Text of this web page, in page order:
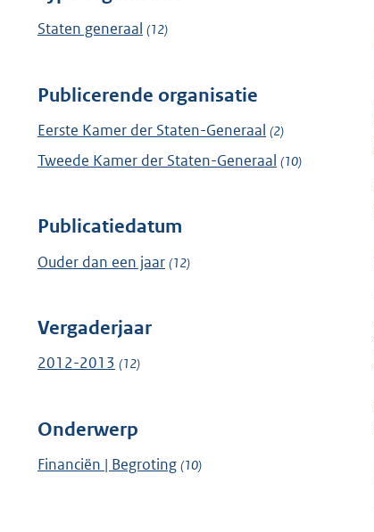
Staten generaal (12)
Publicerende organisatie
Eerste Kamer der Staten-Generaal (2)
Tweede Kamer der Staten-Generaal (10)
Publicatiedatum
Ouder dan een jaar (12)
Vergaderjaar
2012-2013 (12)
Onderwerp
Financiën | Begroting (10)